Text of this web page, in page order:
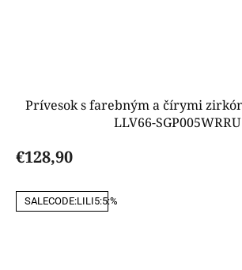
Prívesok s farebným a čírymi
LLV66-SGP005WRRU
€128,90
SALECODE:LILI5:5:%